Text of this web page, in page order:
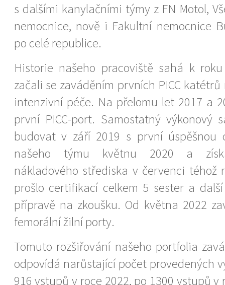
s dalšími kanylačními týmy z FN Motol,
nemocnice, nově i Fakultní nemocnice
po celé republice.
Historie našeho pracoviště sahá k
začali se zaváděním prvních PICC
intenzivní péče. Na přelomu let 2017 a
první PICC-port. Samostatný výkonový
budovat v září 2019 s první úspěšnou
našeho týmu květnu 2020 a
nákladového střediska v červenci téhož
prošlo certifikací celkem 5 sester a
přípravě na zkoušku. Od května 2022
femorální žilní porty.
Tomuto rozšiřování našeho portfolia
odpovídá narůstající počet provedených
916 vstupů v roce 2022, po 1300 vstupů v